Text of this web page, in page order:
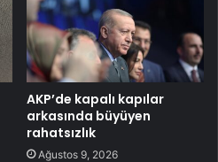
AKP’de kapalı kapılar
arkasında büyüyen
rahatsızlık
Ağustos 9, 2026